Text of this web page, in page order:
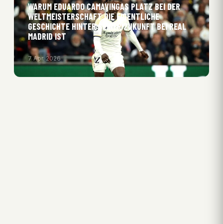
WARUM EDUARDO CAMAVINGAS PLATZ BEI DER
WELTMEISTERSCHAFT DIE EIGENTLICHE
GESCHICHTE HINTER SEINER ZUKUNFT BEI REAL
MADRID IST
7 Apr. 2026